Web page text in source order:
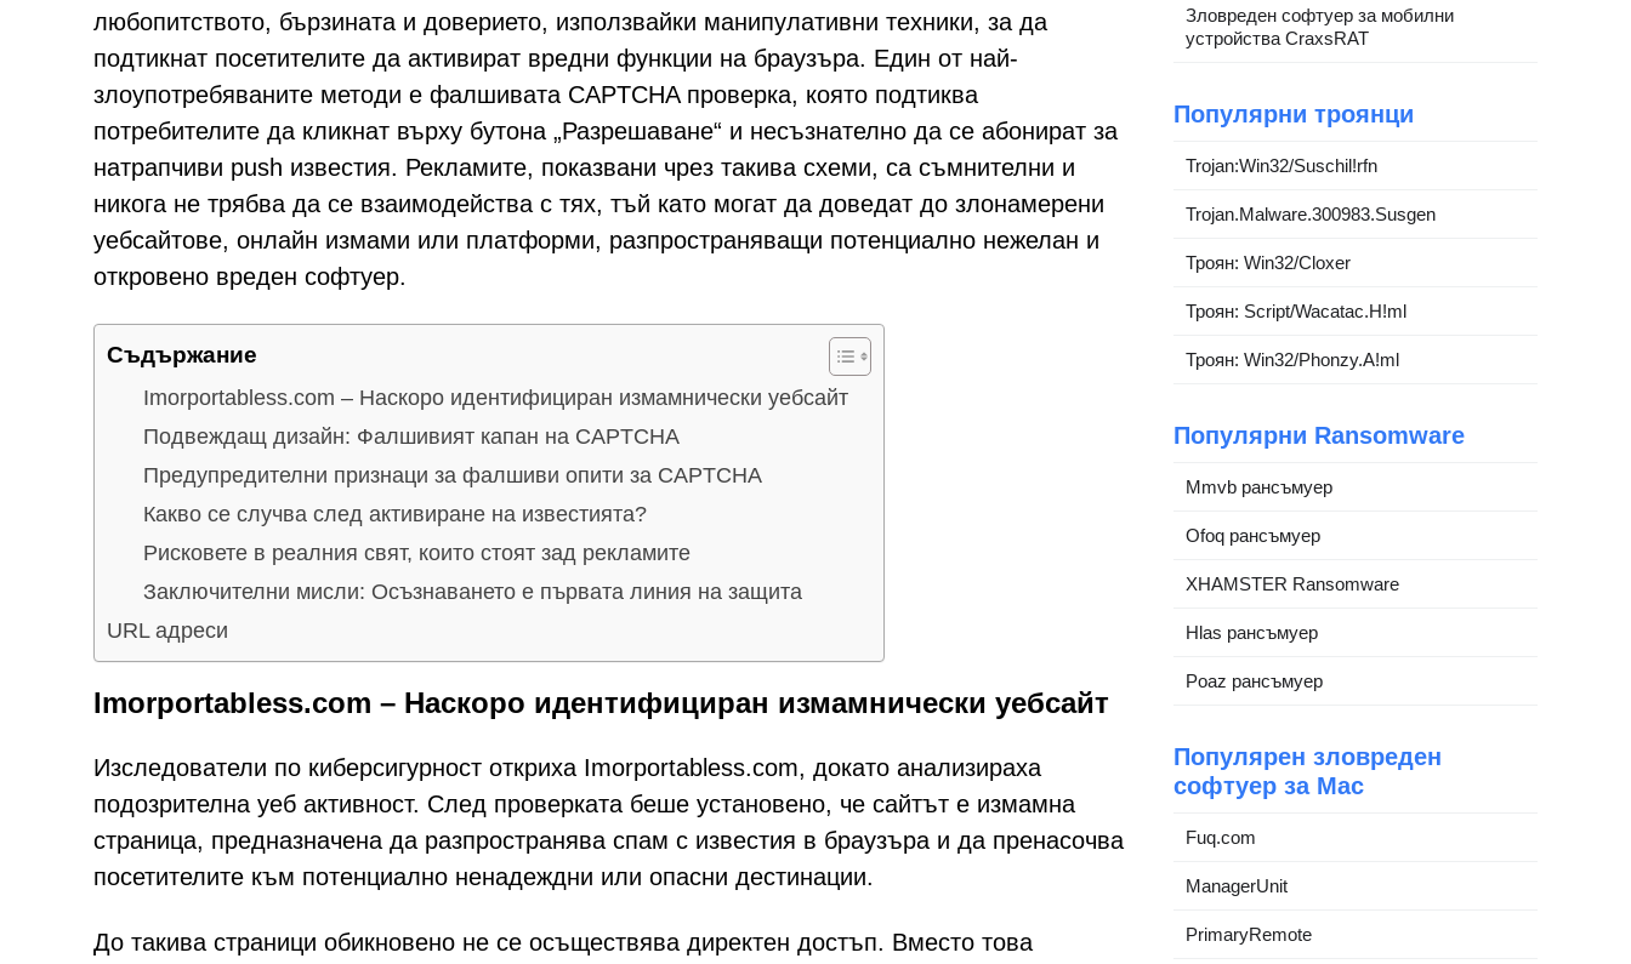
любопитството, бързината и доверието, използвайки манипулативни техники, за да
подтикнат посетителите да активират вредни функции на браузъра. Един от най-
злоупотребяваните методи е фалшивата CAPTCHA проверка, която подтиква
потребителите да кликнат върху бутона „Разрешаване“ и несъзнателно да се абонират за
натрапчиви push известия. Рекламите, показвани чрез такива схеми, са съмнителни и
никога не трябва да се взаимодейства с тях, тъй като могат да доведат до злонамерени
уебсайтове, онлайн измами или платформи, разпространяващи потенциално нежелан и
откровено вреден софтуер.
Съдържание
Imorportabless.com – Наскоро идентифициран измамнически уебсайт
Подвеждащ дизайн: Фалшивият капан на CAPTCHA
Предупредителни признаци за фалшиви опити за CAPTCHA
Какво се случва след активиране на известията?
Рисковете в реалния свят, които стоят зад рекламите
Заключителни мисли: Осъзнаването е първата линия на защита
URL адреси
Imorportabless.com – Наскоро идентифициран измамнически уебсайт
Изследователи по киберсигурност откриха Imorportabless.com, докато анализираха
подозрителна уеб активност. След проверката беше установено, че сайтът е измамна
страница, предназначена да разпространява спам с известия в браузъра и да пренасочва
посетителите към потенциално ненадеждни или опасни дестинации.
До такива страници обикновено не се осъществява директен достъп. Вместо това
Зловреден софтуер за мобилни
устройства CraxsRAT
Популярни троянци
Trojan:Win32/Suschil!rfn
Trojan.Malware.300983.Susgen
Троян: Win32/Cloxer
Троян: Script/Wacatac.H!ml
Троян: Win32/Phonzy.A!ml
Популярни Ransomware
Mmvb рансъмуер
Ofoq рансъмуер
XHAMSTER Ransomware
Hlas рансъмуер
Poaz рансъмуер
Популярен зловреден
софтуер за Mac
Fuq.com
ManagerUnit
PrimaryRemote